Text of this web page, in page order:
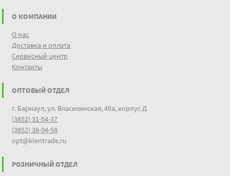
О КОМПАНИИ
О нас
Доставка и оплата
Сервисный центр
Контакты
ОПТОВЫЙ ОТДЕЛ
г. Барнаул, ул. Власихинская, 49а, корпус Д
(3852) 31-54-37
(3852) 38-94-58
opt@klentrade.ru
РОЗНИЧНЫЙ ОТДЕЛ